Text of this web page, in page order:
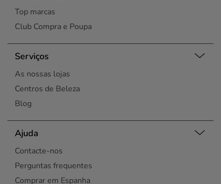
Top marcas
Club Compra e Poupa
Serviços
As nossas lojas
Centros de Beleza
Blog
Ajuda
Contacte-nos
Perguntas frequentes
Comprar em Espanha